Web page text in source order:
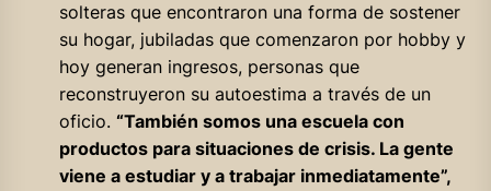
solteras que encontraron una forma de sostener
su hogar, jubiladas que comenzaron por hobby y
hoy generan ingresos, personas que
reconstruyeron su autoestima a través de un
oficio. “También somos una escuela con
productos para situaciones de crisis. La gente
viene a estudiar y a trabajar inmediatamente”,